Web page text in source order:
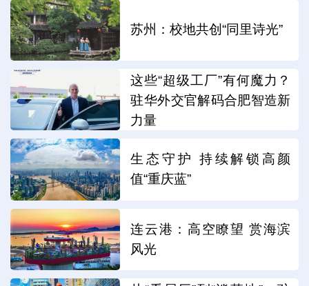
苏州：校地共创“同里诗光”
这些“超级工厂”有何魔力？
驻华外交官解码合肥智造新
力量
生态守护 持续解锁高颜
值“重庆蓝”
连云港：高空瞭望 赏海滨
风光